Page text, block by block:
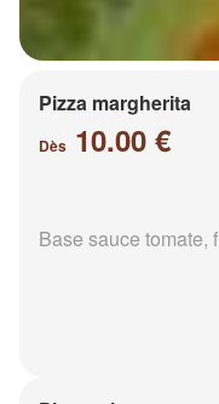
Pizza margherita
Dès 10.00 €
Base sauce tomate,